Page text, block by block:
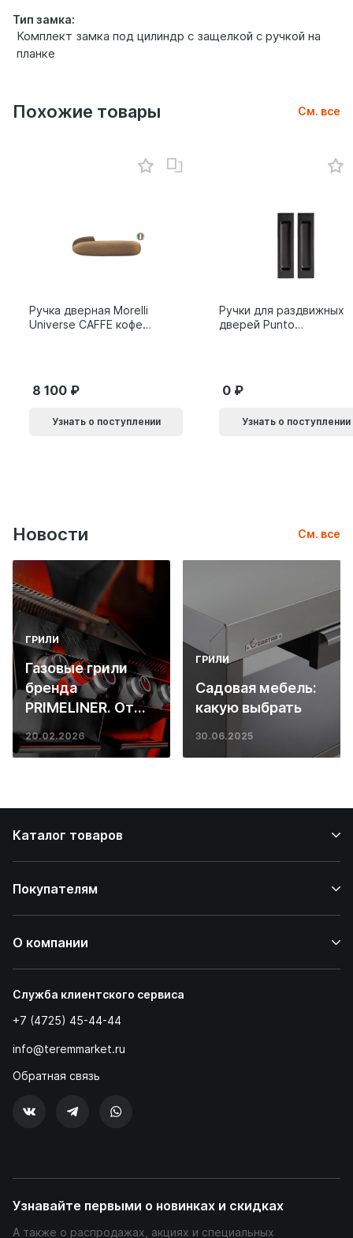
Тип замка:
Комплект замка под цилиндр с защелкой с ручкой на
планке
Похожие товары См. все
Ручка дверная Morelli
Universe CAFFE кофе
8 100
Узнать о поступлении
Ручки для раздвижных
дверей Punto
0
Узнать о поступлении
Новости См. все
ГРИЛИ
Газовые грили
бренда
PRIMELINER. От
основ инженерии
до ресторанных
20.02.2026
ГРИЛИ
Садовая мебель:
какую выбрать
30.06.2025
Каталог товаров
Покупателям
О компании
Служба клиентского сервиса
+7 (4725) 45-44-44
info@teremmarket.ru
Обратная связь
Узнавайте первыми о новинках и скидках
А также о распродажах, акциях и специальных